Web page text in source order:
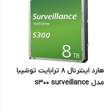
هارد اینترنال 8 ترابایت توشیبا
مدل s300 surveillance